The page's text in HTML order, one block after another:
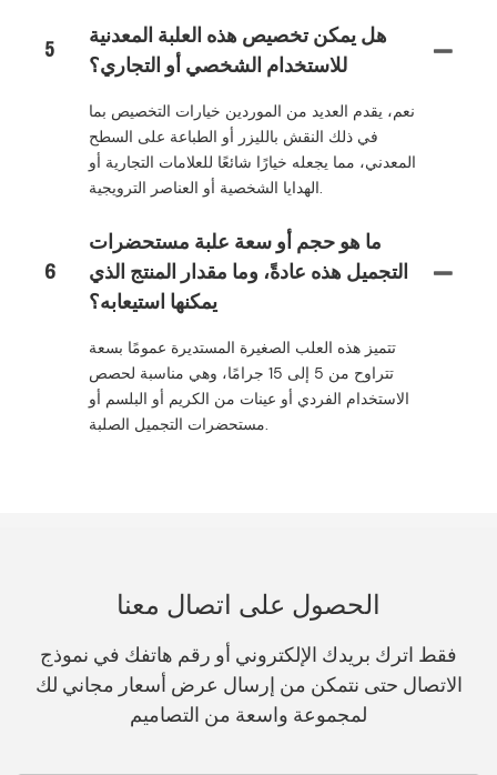
5
هل يمكن تخصيص هذه العلبة المعدنية
للاستخدام الشخصي أو التجاري؟
نعم، يقدم العديد من الموردين خيارات التخصيص بما
في ذلك النقش بالليزر أو الطباعة على السطح
المعدني، مما يجعله خيارًا شائعًا للعلامات التجارية أو
الهدايا الشخصية أو العناصر الترويجية.
6
ما هو حجم أو سعة علبة مستحضرات
التجميل هذه عادةً، وما مقدار المنتج الذي
يمكنها استيعابه؟
تتميز هذه العلب الصغيرة المستديرة عمومًا بسعة
تتراوح من 5 إلى 15 جرامًا، وهي مناسبة لحصص
الاستخدام الفردي أو عينات من الكريم أو البلسم أو
مستحضرات التجميل الصلبة.
الحصول على اتصال معنا
فقط اترك بريدك الإلكتروني أو رقم هاتفك في نموذج
الاتصال حتى نتمكن من إرسال عرض أسعار مجاني لك
لمجموعة واسعة من التصاميم